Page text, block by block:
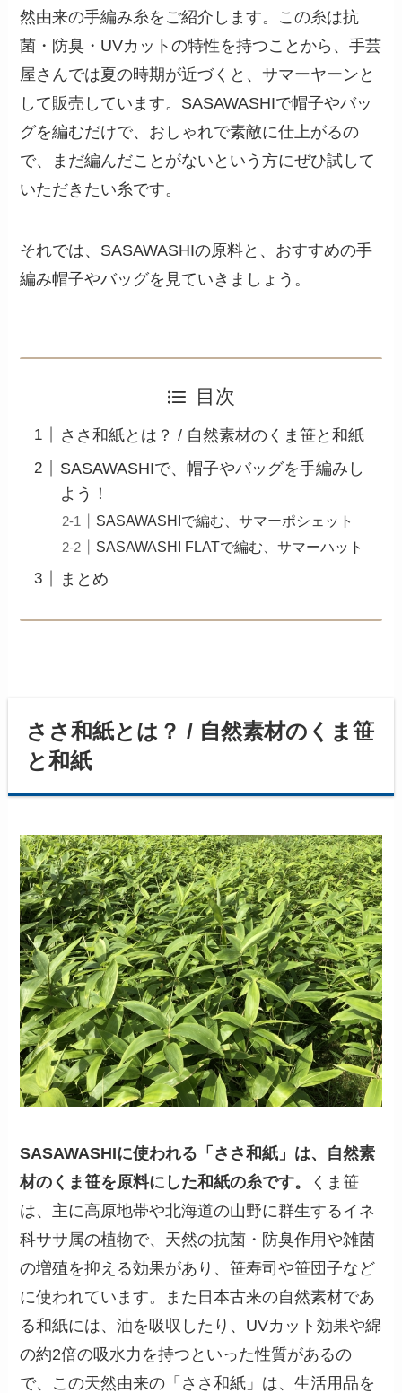
然由来の手編み糸をご紹介します。この糸は抗
菌・防臭・UVカットの特性を持つことから、手芸
屋さんでは夏の時期が近づくと、サマーヤーンと
して販売しています。SASAWASHIで帽子やバッ
グを編むだけで、おしゃれで素敵に仕上がるの
で、まだ編んだことがないという方にぜひ試して
いただきたい糸です。
それでは、SASAWASHIの原料と、おすすめの手
編み帽子やバッグを見ていきましょう。
目次
ささ和紙とは？ / 自然素材のくま笹と和紙
SASAWASHIで、帽子やバッグを手編みし
よう！
SASAWASHIで編む、サマーポシェット
SASAWASHI FLATで編む、サマーハット
まとめ
ささ和紙とは？ / 自然素材のくま笹
と和紙
SASAWASHIに使われる「ささ和紙」は、自然素
材のくま笹を原料にした和紙の糸です。
くま笹
は、主に高原地帯や北海道の山野に群生するイネ
科ササ属の植物で、天然の抗菌・防臭作用や雑菌
の増殖を抑える効果があり、笹寿司や笹団子など
に使われています。また日本古来の自然素材であ
る和紙には、油を吸収したり、UVカット効果や綿
の約2倍の吸水力を持つといった性質があるの
で、この天然由来の「ささ和紙」は、生活用品を